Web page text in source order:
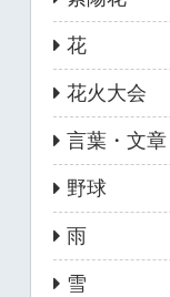
花
花火大会
言葉・文章
野球
雨
雪